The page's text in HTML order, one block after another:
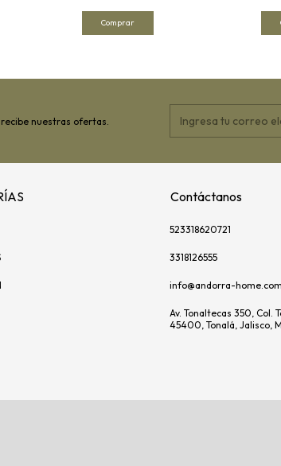
Comprar
nuestras ofertas.
Contáctanos
523318620721
3318126555
info@andorra-home.com
Av. Tonaltecas 350, Col.
45400, Tonalá, Jalisco,